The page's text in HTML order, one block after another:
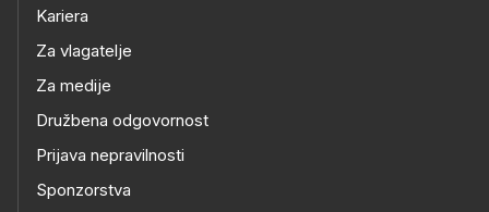
Kariera
Za vlagatelje
Za medije
Družbena odgovornost
Prijava nepravilnosti
Sponzorstva